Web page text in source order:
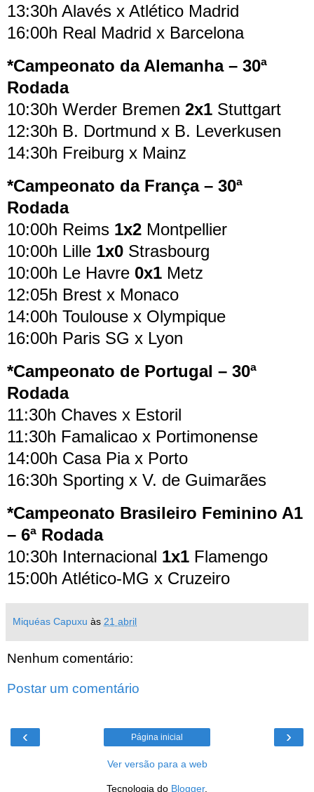
13:30h Alavés x Atlético Madrid
16:00h Real Madrid x Barcelona
*Campeonato da Alemanha – 30ª
Rodada
10:30h Werder Bremen 2x1 Stuttgart
12:30h B. Dortmund x B. Leverkusen
14:30h Freiburg x Mainz
*Campeonato da França – 30ª
Rodada
10:00h Reims 1x2 Montpellier
10:00h Lille 1x0 Strasbourg
10:00h Le Havre 0x1 Metz
12:05h Brest x Monaco
14:00h Toulouse x Olympique
16:00h Paris SG x Lyon
*Campeonato de Portugal – 30ª
Rodada
11:30h Chaves x Estoril
11:30h Famalicao x Portimonense
14:00h Casa Pia x Porto
16:30h Sporting x V. de Guimarães
*Campeonato Brasileiro Feminino A1
– 6ª Rodada
10:30h Internacional 1x1 Flamengo
15:00h Atlético-MG x Cruzeiro
Miquéas Capuxu às 21 abril
Nenhum comentário:
Postar um comentário
‹ ›
Página inicial
Ver versão para a web
Tecnologia do Blogger.